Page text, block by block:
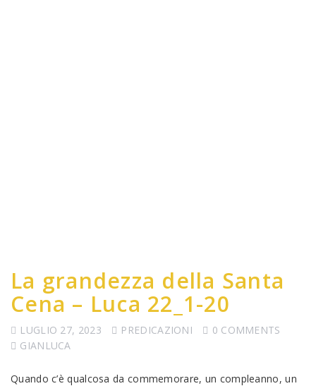
La grandezza della Santa
Cena – Luca 22_1-20
LUGLIO 27, 2023 PREDICAZIONI
0 COMMENTS
GIANLUCA
Quando c’è qualcosa da commemorare, un compleanno, un